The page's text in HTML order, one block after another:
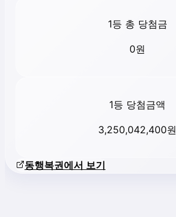
1등 총 당첨금
0원
1등 당첨금액
3,250,042,400원
동행복권에서 보기